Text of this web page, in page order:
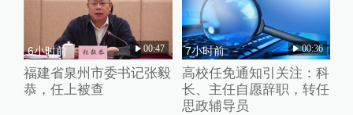
6小时前 00:47
福建省泉州市委书记张毅
恭，任上被查
7小时前 00:36
高校任免通知引关注：科
长、主任自愿辞职，转任
思政辅导员